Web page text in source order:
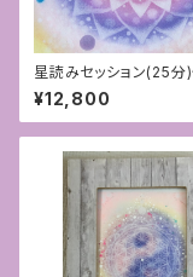
星読みセッション(25分)
ジナルホロスコープマン
ート
¥12,800